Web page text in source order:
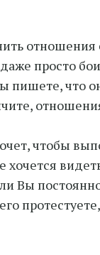
просто
что
чтобы
хочется
Вы